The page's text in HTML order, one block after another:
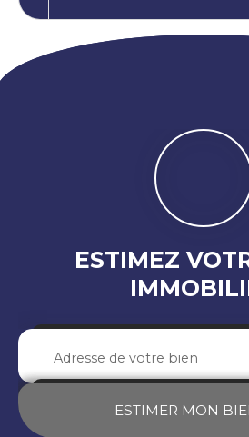
ESTIMEZ
Adresse de votre bien
ESTIMER MON